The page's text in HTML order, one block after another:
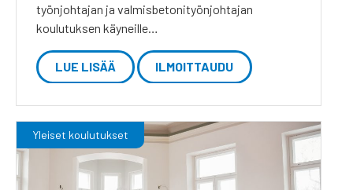
työnjohtajan ja valmisbetonityönjohtajan
koulutuksen käyneille…
LUE LISÄÄ ILMOITTAUDU
Yleiset koulutukset